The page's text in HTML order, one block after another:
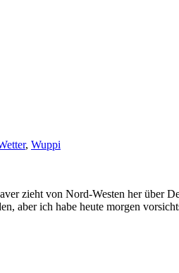
, Wuppi
zieht von Nord-Westen her über
aber ich habe heute morgen